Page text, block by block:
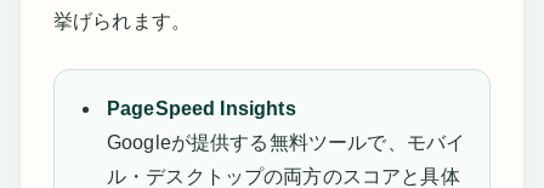
挙げられます。
PageSpeed Insights
Googleが提供する無料ツールで、モバイ
ル・デスクトップの両方のスコアと具体